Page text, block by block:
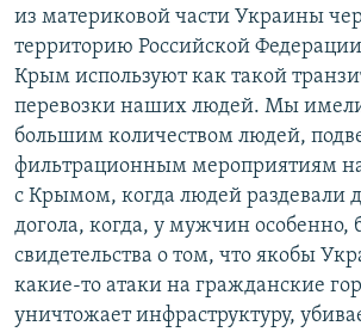
из материковой части Украины
территорию Российской
Крым используют как такой
перевозки наших людей. Мы
большим количеством людей,
фильтрационным мероприятиям
с Крымом, когда людей раздевали
догола, когда, у мужчин особенно,
свидетельства о том, что якобы
какие-то атаки на гражданские
уничтожает инфраструктуру,